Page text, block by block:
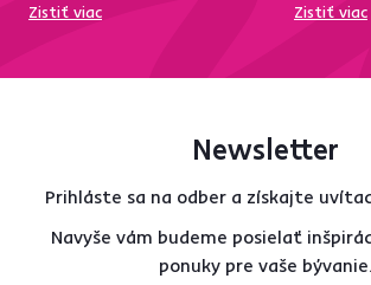
Zistiť viac
Zistiť viac
Newsletter
Prihláste sa na odber a získajte
Navyše vám budeme posielať
ponuky pre vaše bývanie.